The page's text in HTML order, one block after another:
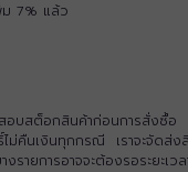
ม 7% แล้ว
อบสต็อกสินค้าก่อนการสั่งซื้
คืนเงินทุกกรณี เราจะจัดส่ง
รายการอาจจะต้องรอระยะเ